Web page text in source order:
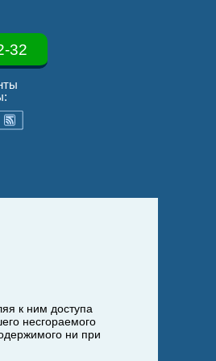
32
к ним доступа
несгораемого
ни при